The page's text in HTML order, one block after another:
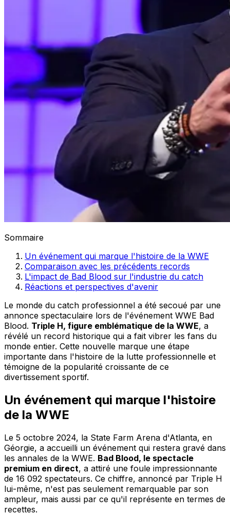
Sommaire
Un événement qui marque l'histoire de la WWE
Comparaison avec les précédents records
L'impact de Bad Blood sur l'industrie du catch
Réactions et perspectives d'avenir
Le monde du catch professionnel a été secoué par une
annonce spectaculaire lors de l'événement WWE Bad
Blood. Triple H, figure emblématique de la WWE, a
révélé un record historique qui a fait vibrer les fans du
monde entier. Cette nouvelle marque une étape
importante dans l'histoire de la lutte professionnelle et
témoigne de la popularité croissante de ce
divertissement sportif.
Un événement qui marque l'histoire
de la WWE
Le 5 octobre 2024, la State Farm Arena d'Atlanta, en
Géorgie, a accueilli un événement qui restera gravé dans
les annales de la WWE. Bad Blood, le spectacle
premium en direct, a attiré une foule impressionnante
de 16 092 spectateurs. Ce chiffre, annoncé par Triple H
lui-même, n'est pas seulement remarquable par son
ampleur, mais aussi par ce qu'il représente en termes de
recettes.